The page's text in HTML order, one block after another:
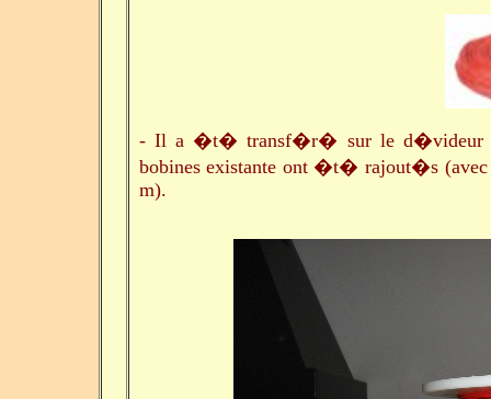
- Il a �t� transf�r� sur le d�videur
bobines existante ont �t� rajout�s (avec
m).